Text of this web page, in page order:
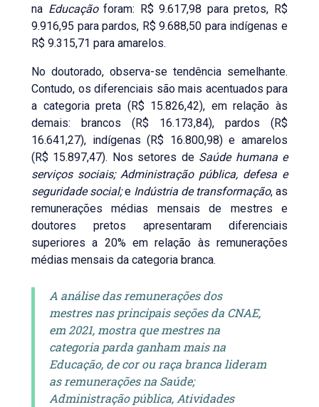
na Educaçãoforam: R$ 9.617,98 para pretos, R$
9.916,95 para pardos, R$ 9.688,50 para indígenas e
R$ 9.315,71 para amarelos.
No doutorado, observa-se tendência semelhante.
Contudo, os diferenciais são mais acentuados para
a categoria preta (R$ 15.826,42), em relação às
demais: brancos (R$ 16.173,84), pardos (R$
16.641,27), indígenas (R$ 16.800,98) e amarelos
(R$ 15.897,47). Nos setores de Saúde humana e
serviços sociais; Administração pública, defesa e
seguridade social;e Indústria de transformação, as
remunerações médias mensais de mestres e
doutores pretos apresentaram diferenciais
superiores a 20% em relação às remunerações
médias mensais da categoria branca.
A análise das remunerações dos
mestres nas principais seções da CNAE,
em 2021, mostra que mestres na
categoria parda ganham mais na
Educação, de cor ou raça branca lideram
as remunerações na Saúde;
Administração pública, Atividades